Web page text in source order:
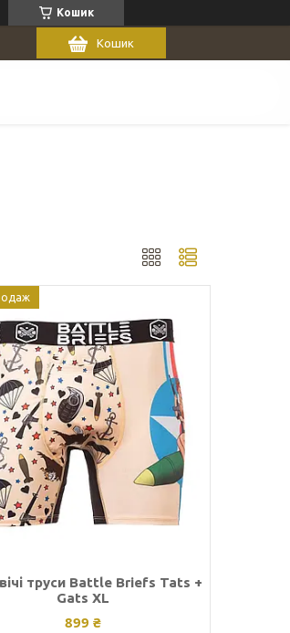
Кошик
Кошик
труси Battle Briefs Tats +
Gats XL
899 ₴